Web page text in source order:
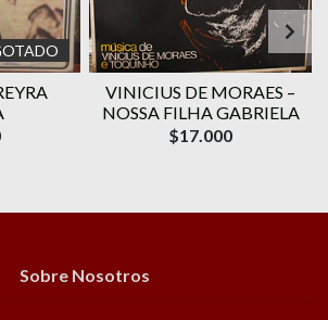
VINICIUS DE MORAES ‎–
NOSSA FILHA GABRIELA
$17.000
Sobre Nosotros